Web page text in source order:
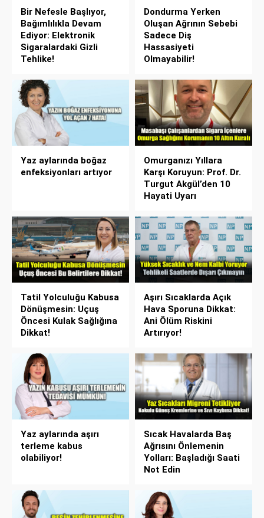
Bir Nefesle Başlıyor,
Bağımlılıkla Devam
Ediyor: Elektronik
Sigaralardaki Gizli
Tehlike!
Dondurma Yerken
Oluşan Ağrının Sebebi
Sadece Diş
Hassasiyeti
Olmayabilir!
Yaz aylarında boğaz
enfeksiyonları artıyor
Omurganızı Yıllara
Karşı Koruyun: Prof. Dr.
Turgut Akgül’den 10
Hayati Uyarı
Tatil Yolculuğu Kabusa
Dönüşmesin: Uçuş
Öncesi Kulak Sağlığına
Dikkat!
Aşırı Sıcaklarda Açık
Hava Sporuna Dikkat:
Ani Ölüm Riskini
Artırıyor!
Yaz aylarında aşırı
terleme kabus
olabiliyor!
Sıcak Havalarda Baş
Ağrısını Önlemenin
Yolları: Başladığı Saati
Not Edin